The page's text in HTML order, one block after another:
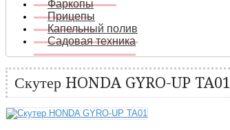
Фаркопы
Прицепы
Капельный полив
Садовая техника
Скутер HONDA GYRO-UP TA01